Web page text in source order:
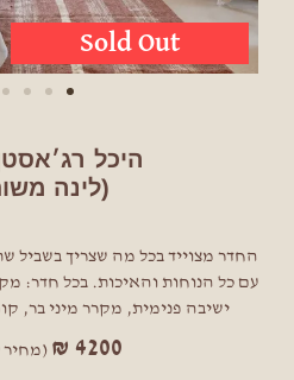
היכל
(לינה
החדר מצוייד בכל מה שצריך בשביל
עם כל הנוחות והאיכות. בכל חדר:
ישיבה פנימית, מקרר מיני בר,
4200
₪